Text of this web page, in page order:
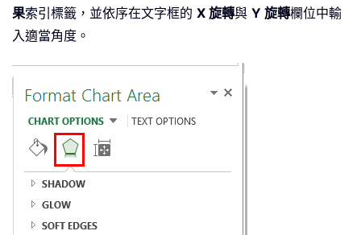
果索引標籤，並依序在文字框的 X 旋轉與 Y 旋轉欄位中輸
入適當角度。